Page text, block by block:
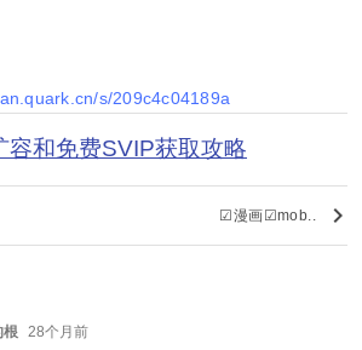
s/209c4c04189a
容和免费SVIP获取攻略
☑漫画☑mob.. keyboard_arrow_right
根 28个月前